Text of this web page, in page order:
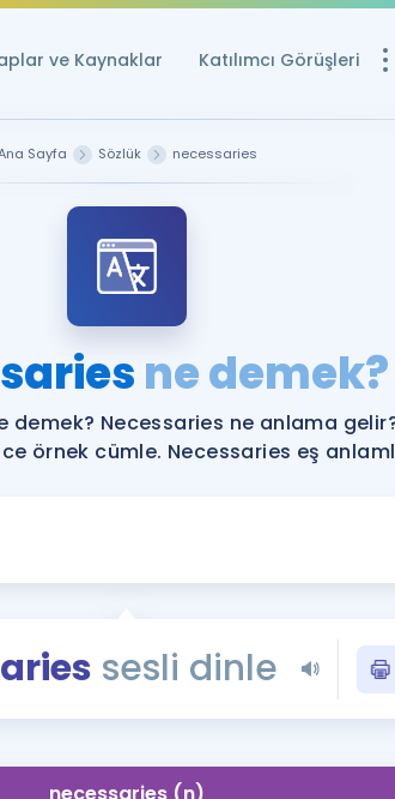
ve Kaynaklar Katılımcı Görüşleri
Ücretsiz
YDS ve YÖKDİL
YDS ve YÖKDİL'e
Tüm ÖSYM
Blog
YDS - YÖKDİL
İngilizce
Sayfa Sözlük necessaries
ne demek?
demek? Necessaries ne anlama
örnek cümle. Necessaries eş
sesli dinle